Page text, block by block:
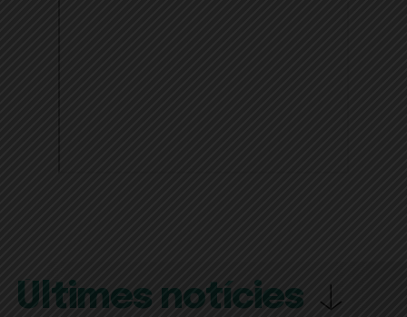
Últimes notícies